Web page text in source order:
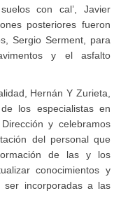
con cal’, Javier
posteriores fueron
Sergio Serment, para
y el asfalto
Hernán Y Zurieta,
los especialistas en
y celebramos
del personal que
de las y los
conocimientos y
ser incorporadas a las